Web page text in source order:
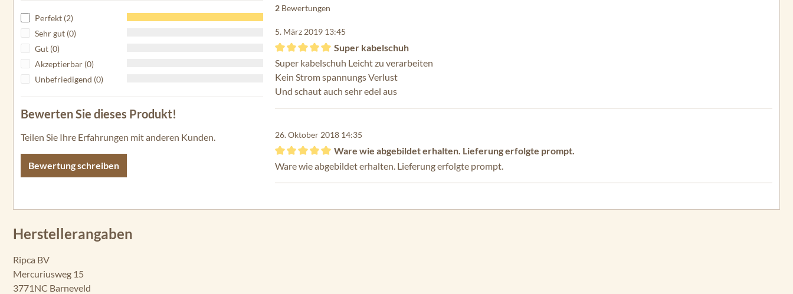
Perfekt (2)
Sehr gut (0)
Gut (0)
Akzeptierbar (0)
Unbefriedigend (0)
Bewerten Sie dieses Produkt!
Teilen Sie Ihre Erfahrungen mit anderen Kunden.
Bewertung schreiben
2 Bewertungen
5. März 2019 13:45
Bewertung mit 5 von 5 Sternen
Super kabelschuh
Super kabelschuh Leicht zu verarbeiten
Kein Strom spannungs Verlust
Und schaut auch sehr edel aus
26. Oktober 2018 14:35
Bewertung mit 5 von 5 Sternen
Ware wie abgebildet erhalten. Lieferung erfolgte prompt.
Ware wie abgebildet erhalten. Lieferung erfolgte prompt.
Herstellerangaben
Ripca BV
Mercuriusweg 15
3771NC Barneveld